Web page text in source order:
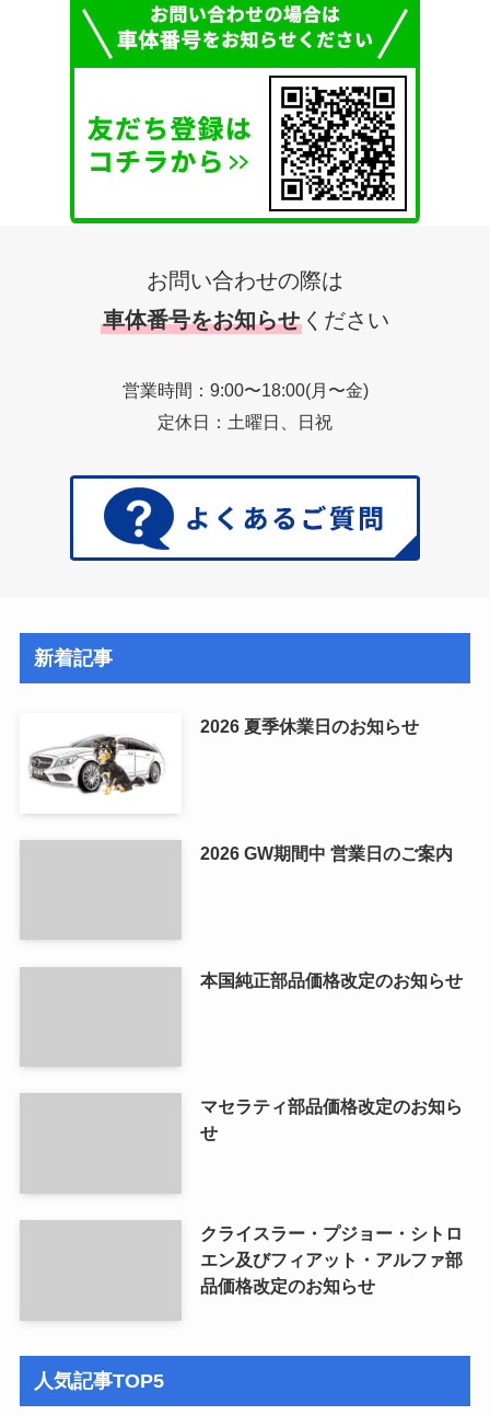
お問い合わせの際は
車体番号をお知らせ ください
営業時間：9:00〜18:00(月〜金)
定休日：土曜日、日祝
新着記事
2026 夏季休業日のお知らせ
2026 GW期間中 営業日のご案内
本国純正部品価格改定のお知らせ
マセラティ部品価格改定のお知ら
せ
クライスラー・プジョー・シトロ
エン及びフィアット・アルファ部
品価格改定のお知らせ
人気記事TOP5